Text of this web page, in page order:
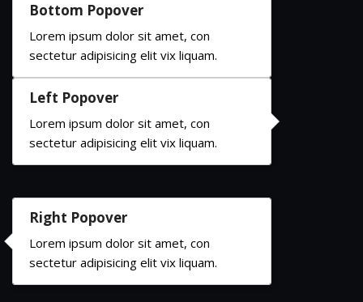
Bottom Popover
Lorem ipsum dolor sit amet, con
sectetur adipisicing elit vix liquam.
Left Popover
Lorem ipsum dolor sit amet, con
sectetur adipisicing elit vix liquam.
Right Popover
Lorem ipsum dolor sit amet, con
sectetur adipisicing elit vix liquam.